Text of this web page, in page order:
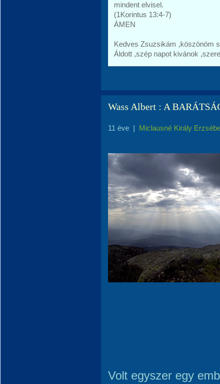
mindent elvisel.
(1Korintus 13:4-7)
ÁMEN
Kedves Zsuzsikám ,köszönöm
Áldott ,szép napot kivánok
Wass Albert : A
11 éve | Miclausné Király
Volt egyszer egy